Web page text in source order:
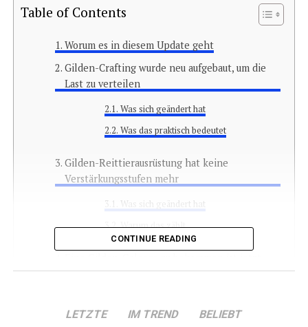
Table of Contents
Worum es in diesem Update geht
Gilden-Crafting wurde neu aufgebaut, um die
Last zu verteilen
Was sich geändert hat
Was das praktisch bedeutet
Gilden-Reittierausrüstung hat keine
Verstärkungsstufen mehr
Was sich geändert hat
Warum das zählt
deutlich einfacher
Praktische Auswirkung für Gilden
CONTINUE READING
LETZTE IM TREND BELIEBT